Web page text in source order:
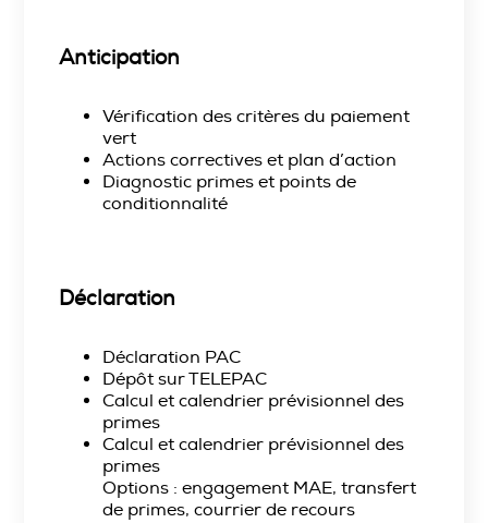
Anticipation
Vérification des critères du paiement
vert
Actions correctives et plan d’action
Diagnostic primes et points de
conditionnalité
Déclaration
Déclaration PAC
Dépôt sur TELEPAC
Calcul et calendrier prévisionnel des
primes
Calcul et calendrier prévisionnel des
primes
Options : engagement MAE, transfert
de primes, courrier de recours